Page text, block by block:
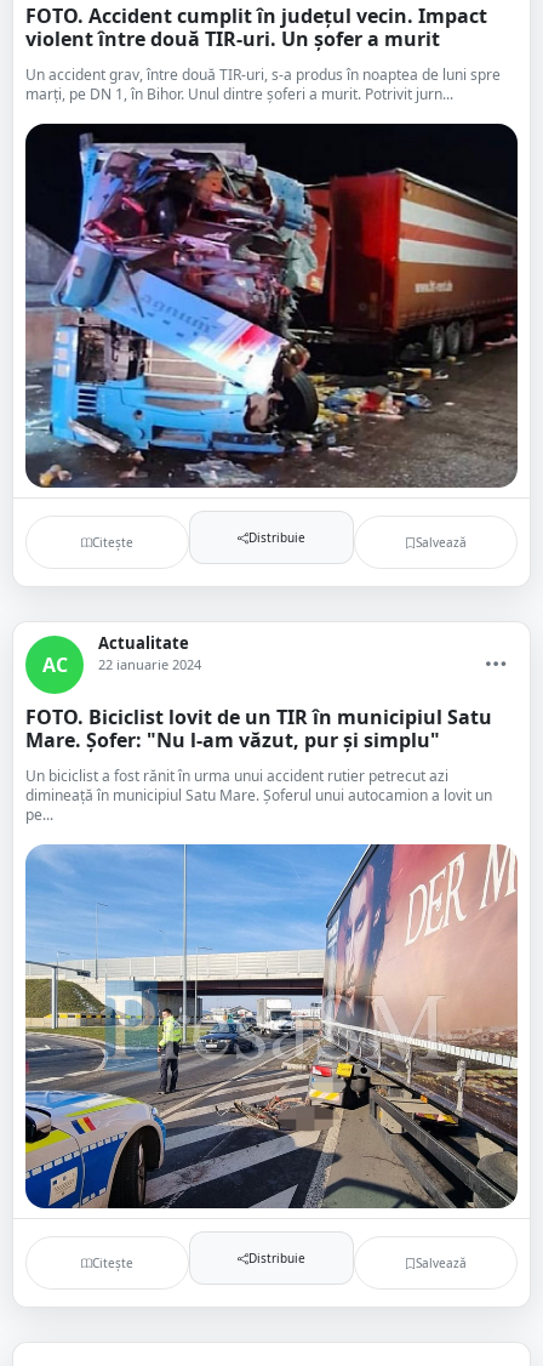
FOTO. Accident cumplit în județul vecin. Impact
violent între două TIR-uri. Un șofer a murit
Un accident grav, între două TIR-uri, s-a produs în noaptea de luni spre
marți, pe DN 1, în Bihor. Unul dintre șoferi a murit. Potrivit jurn...
Citește Distribuie Salvează
AC
Actualitate
22 ianuarie 2024
FOTO. Biciclist lovit de un TIR în municipiul Satu
Mare. Șofer: "Nu l-am văzut, pur și simplu"
Un biciclist a fost rănit în urma unui accident rutier petrecut azi
dimineață în municipiul Satu Mare. Șoferul unui autocamion a lovit un
pe...
Citește Distribuie Salvează